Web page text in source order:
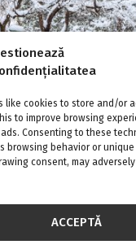
like cookies to store and/or
to improve browsing
Consenting to these
browsing behavior or
consent, may
ACCEPTĂ
care iti mentii